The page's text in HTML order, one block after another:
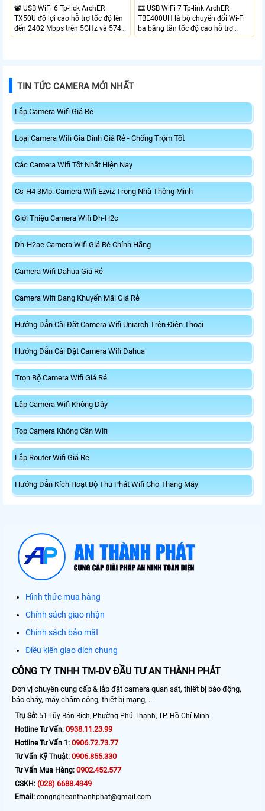
📽 USB WiFi 6 Tp-lick ArchER
TX50U độ lợi cao hỗ trợ tốc độ lên
đến 2402 Mbps trên 5GHz và 574
Mbps trên 2.4GHz mang đến kết
liệu nhanh, kết hợp WPA3 tăng
🎞 USB WiFi 7 Tp-link ArchER
TBE400UH là bộ chuyển đổi Wi-Fi
ba băng tần tốc độ cao hỗ trợ
2882 Mbps trên 6GHz, 2882 Mbps
TIN TỨC CAMERA MỚI NHẤT
Lắp Camera Wifi Giá Rẻ
Loại Camera Wifi Gia Đình Giá Rẻ - Chống Trộm Tốt
Các Camera Wifi Tốt Nhất Hiện Nay
Cs-H4 3Mp: Camera Wifi Ezviz Trong Nhà Thông Minh
Giới Thiệu Camera Wifi Dh-H2c
Dh-H2ae Camera Wifi Giá Rẻ Chính Hãng
Camera Wifi Dahua Giá Rẻ
Camera Wifi Đang Khuyến Mãi Giá Rẻ
Hướng Dẫn Cài Đặt Camera Wifi Uniarch Trên Điện Thoại
Hướng Dẫn Cài Đặt Camera Wifi Dahua
Trọn Bộ Camera Wifi Giá Rẻ
Lắp Camera Wifi Không Dây
Top Camera Không Cần Wifi
Lắp Router Wifi Giá Rẻ
Hướng Dẫn Kích Hoạt Bộ Thu Phát Wifi Cho Thang Máy
Hình thức mua hàng
Chính sách giao nhận
Chính sách bảo mật
Điều kiện giao dịch chung
CÔNG TY TNHH TM-DV ĐẦU TƯ AN THÀNH PHÁT
Đơn vị chuyên cung cấp & lắp đặt camera quan sát, thiết bị báo động,
báo cháy, máy chấm công, thiết bị mạng, ...
Trụ Sở: 51 Lũy Bán Bích, Phường Phú Thạnh, TP. Hồ Chí Minh
Hotline Tư Vấn: 0938.11.23.99
Hotline Tư Vấn 1: 0906.72.73.77
Tư Vấn Kỹ Thuật: 0906.855.330
Tư Vấn Mua Hàng: 0902.452.577
CSKH: (028) 6688.4949
Email: congngheanthanhphat@gmail.com